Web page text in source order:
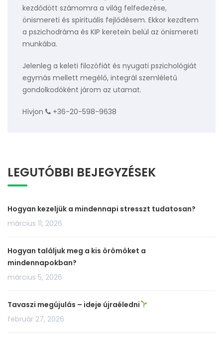
kezdődött számomra a világ felfedezése,
önismereti és spirituális fejlődésem. Ekkor kezdtem
a pszichodráma és KIP keretein belül az önismereti
munkába.
Jelenleg a keleti filozófiát és nyugati pszichológiát
egymás mellett megélő, integrál szemléletű
gondolkodóként járom az utamat.
Hívjon +36-20-598-9638
LEGUTÓBBI BEJEGYZÉSEK
Hogyan kezeljük a mindennapi stresszt tudatosan?
március 11, 2026
Hogyan találjuk meg a kis örömöket a
mindennapokban?
március 5, 2026
Tavaszi megújulás – ideje újraéledni
február 27, 2026